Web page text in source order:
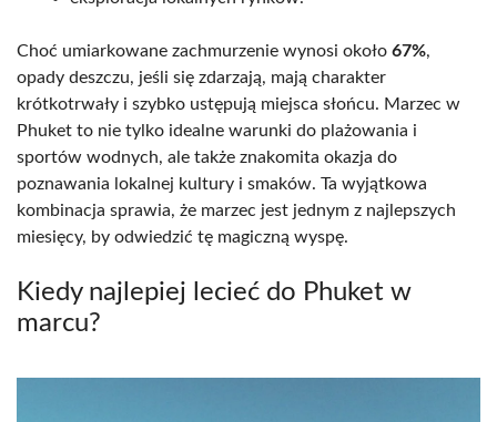
Choć umiarkowane zachmurzenie wynosi około 67%,
opady deszczu, jeśli się zdarzają, mają charakter
krótkotrwały i szybko ustępują miejsca słońcu. Marzec w
Phuket to nie tylko idealne warunki do plażowania i
sportów wodnych, ale także znakomita okazja do
poznawania lokalnej kultury i smaków. Ta wyjątkowa
kombinacja sprawia, że marzec jest jednym z najlepszych
miesięcy, by odwiedzić tę magiczną wyspę.
Kiedy najlepiej lecieć do Phuket w
marcu?